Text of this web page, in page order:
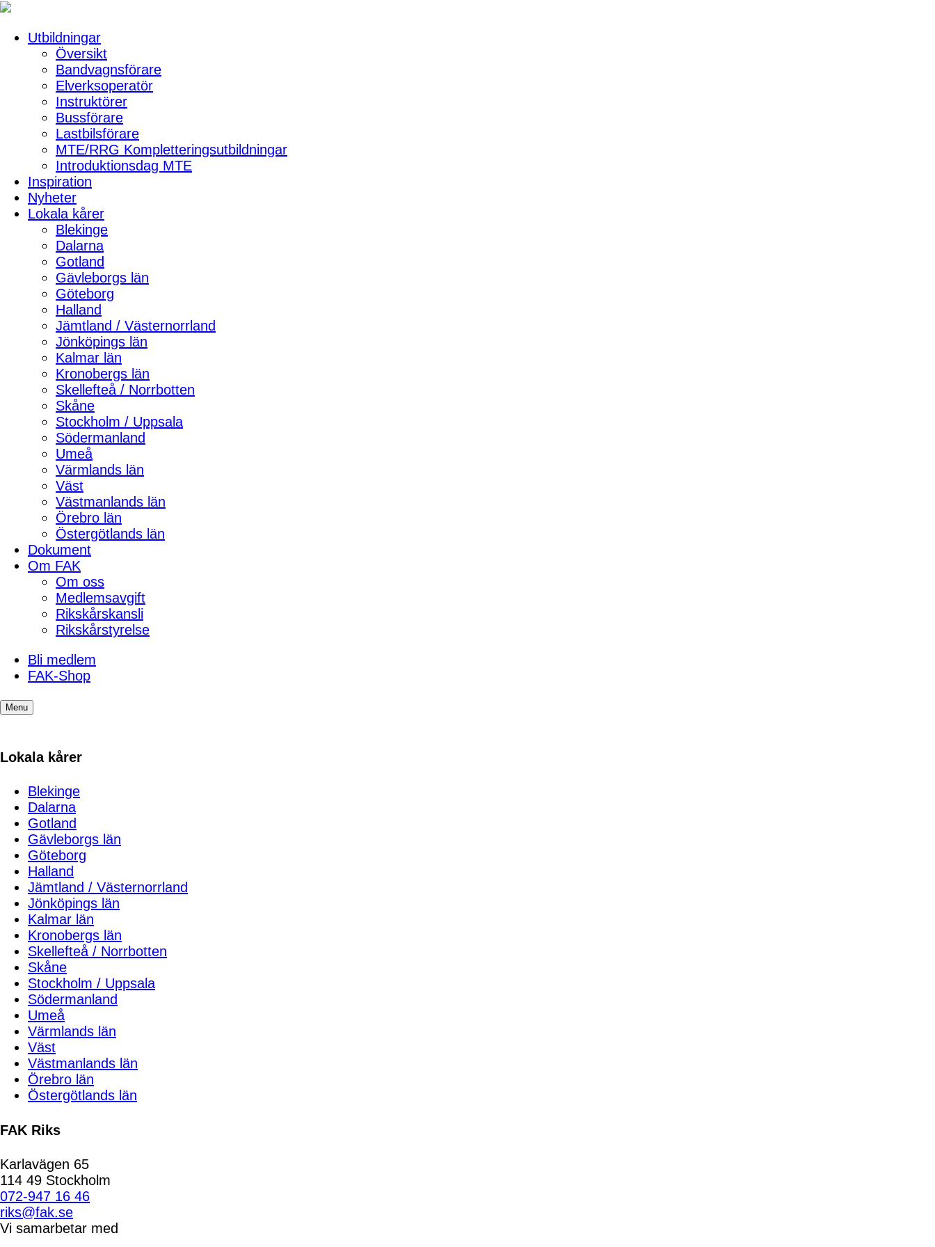
Utbildningar
Översikt
Bandvagnsförare
Elverksoperatör
Instruktörer
Bussförare
Lastbilsförare
MTE/RRG Kompletteringsutbildningar
Introduktionsdag MTE
Inspiration
Nyheter
Lokala kårer
Blekinge
Dalarna
Gotland
Gävleborgs län
Göteborg
Halland
Jämtland / Västernorrland
Jönköpings län
Kalmar län
Kronobergs län
Skellefteå / Norrbotten
Skåne
Stockholm / Uppsala
Södermanland
Umeå
Värmlands län
Väst
Västmanlands län
Örebro län
Östergötlands län
Dokument
Om FAK
Om oss
Medlemsavgift
Rikskårskansli
Rikskårstyrelse
Bli medlem
FAK-Shop
Menu
Lokala kårer
Blekinge
Dalarna
Gotland
Gävleborgs län
Göteborg
Halland
Jämtland / Västernorrland
Jönköpings län
Kalmar län
Kronobergs län
Skellefteå / Norrbotten
Skåne
Stockholm / Uppsala
Södermanland
Umeå
Värmlands län
Väst
Västmanlands län
Örebro län
Östergötlands län
FAK Riks
Karlavägen 65
114 49 Stockholm
072-947 16 46
riks@fak.se
Vi samarbetar med